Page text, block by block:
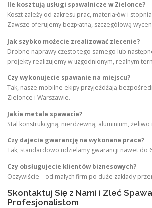
Ile kosztują usługi spawalnicze w Zielonce?
Koszt zależy od zakresu prac, materiałów i
Zawsze oferujemy bezpłatną, szczegółową
Jak szybko możecie zrealizować zlecenie?
Drobne naprawy często tego samego lub
projekty realizujemy w uzgodnionym, realnym
Czy wykonujecie spawanie na miejscu?
Tak, nasze mobilne ekipy przyjeżdżają
Zielonce i Warszawie.
Jakie metale spawacie?
Stal konstrukcyjną, nierdzewną, aluminium,
Czy dajecie gwarancję na wykonane prace?
Tak, standardowo udzielamy gwarancji nawet do
Czy obsługujecie klientów biznesowych?
Oczywiście – od małych firm po duże zakłady
Skontaktuj Się z Nami i Zleć
Profesjonalistom